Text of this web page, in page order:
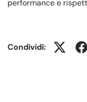
performance e
Condividi: